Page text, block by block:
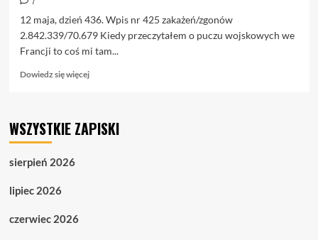
12 maja, dzień 436. Wpis nr 425 zakażeń/zgonów
2.842.339/70.679 Kiedy przeczytałem o puczu wojskowych we
Francji to coś mi tam...
Dowiedz się więcejDowiedz
12.05.
WSZYSTKIE ZAPISKI
sierpień 2026
lipiec 2026
czerwiec 2026